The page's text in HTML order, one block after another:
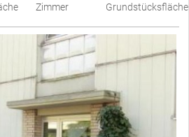
Zimmer
Grundstücksfläche